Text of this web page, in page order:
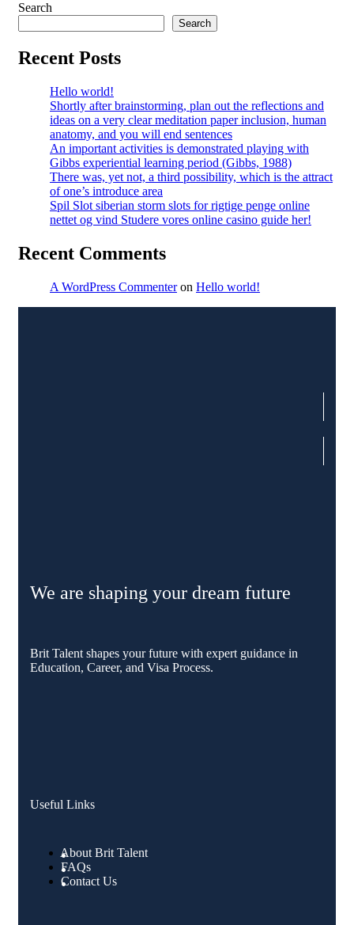
Search
Search
Recent Posts
Hello world!
Shortly after brainstorming, plan out the reflections and
ideas on a very clear meditation paper inclusion, human
anatomy, and you will end sentences
An important activities is demonstrated playing with
Gibbs experiential learning period (Gibbs, 1988)
There was, yet not, a third possibility, which is the attract
of one’s introduce area
Spil Slot siberian storm slots for rigtige penge online
nettet og vind Studere vores online casino guide her!
Recent Comments
A WordPress Commenteron Hello world!
We are shaping your dream future
Brit Talent shapes your future with expert guidance in
Education, Career, and Visa Process.
Useful Links
About Brit Talent
FAQs
Contact Us